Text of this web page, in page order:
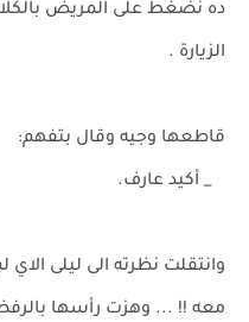
ده نضغط على المريض
الزيارة .
قاطعها وجيه وقال بتفهم:
_ أكيد عارف.
وانتقلت نظرته الى ليلى
معه !! ... وهزت رأسها